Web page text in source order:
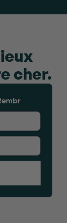
cher.